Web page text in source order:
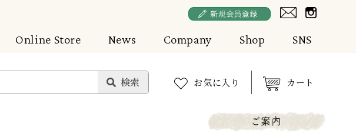
Online Store News Company Shop SNS
お気に入り カート